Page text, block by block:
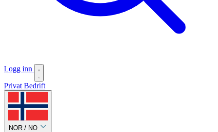
Logg inn
Privat Bedrift
NOR / NO